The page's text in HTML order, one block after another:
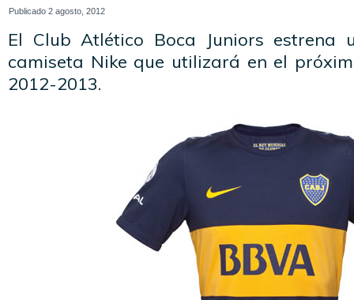
Publicado 2 agosto, 2012
El Club Atlético Boca Juniors estrena
camiseta Nike que utilizará en el
2012-2013.